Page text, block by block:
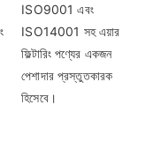
ISO9001 এবং
ISO14001 সহ এয়ার
ফিল্টারিং পণ্যের একজন
পেশাদার প্রস্তুতকারক
হিসেবে।